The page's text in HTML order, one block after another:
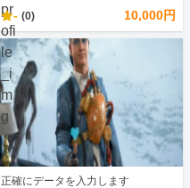
- (0) 10,000円
正確にデータを入力します